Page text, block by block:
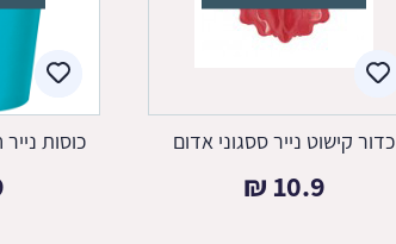
כדור קישוט נייר ססגוני אדום
10.9
₪
כוסות